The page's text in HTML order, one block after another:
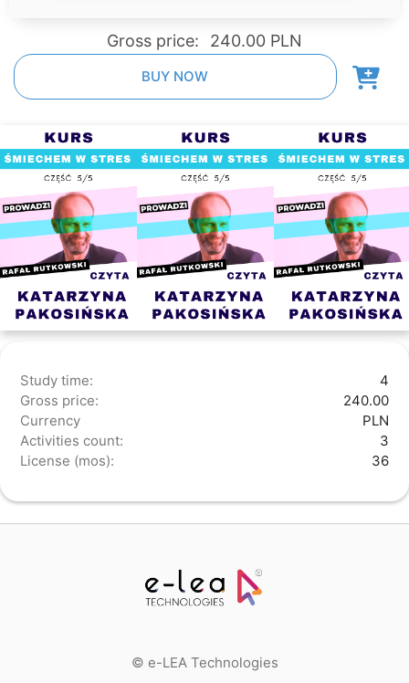
Gross price: 240.00 PLN
BUY NOW
Study time:
4
Gross price:
240.00
Currency
PLN
Activities count:
3
License (mos):
36
© e-LEA Technologies